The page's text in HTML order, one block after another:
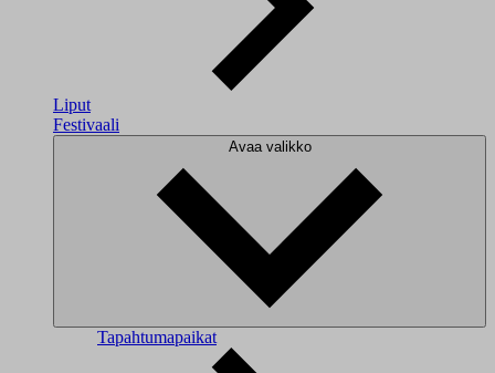
Liput
Festivaali
Avaa valikko
Tapahtumapaikat